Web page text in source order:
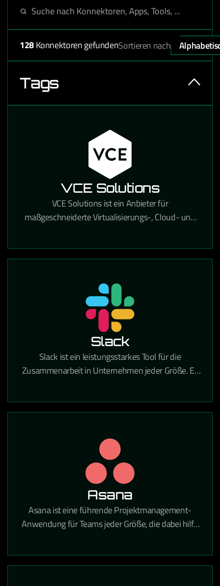
128Konnektoren gefundenSortieren nach
Tags
VCE Solutions
VCE Solutions ist ein Anbieter für
maßgeschneiderte Virtualisierungs-, Cloud- und
zukunftsfähig zu gestalten. Mit umfassender
Betrieb hilft VCE Solutions dabei, komplexe IT-
Prozesse zu vereinfachen, Ressourcen optimal zu
nutzen und eine stabile Grundlage für digitales
Wachstum zu schaffen.
Slack
Slack ist ein leistungsstarkes Tool für die
Zusammenarbeit in Unternehmen jeder Größe. Es
Arbeit erledigen können – ganz gleich, ob Sie in
Unternehmen tätig sind.
Asana
Asana ist eine führende Projektmanagement-
Anwendung für Teams jeder Größe, die dabei hilft,
unklare Aufgaben und Kommunikationslücken der